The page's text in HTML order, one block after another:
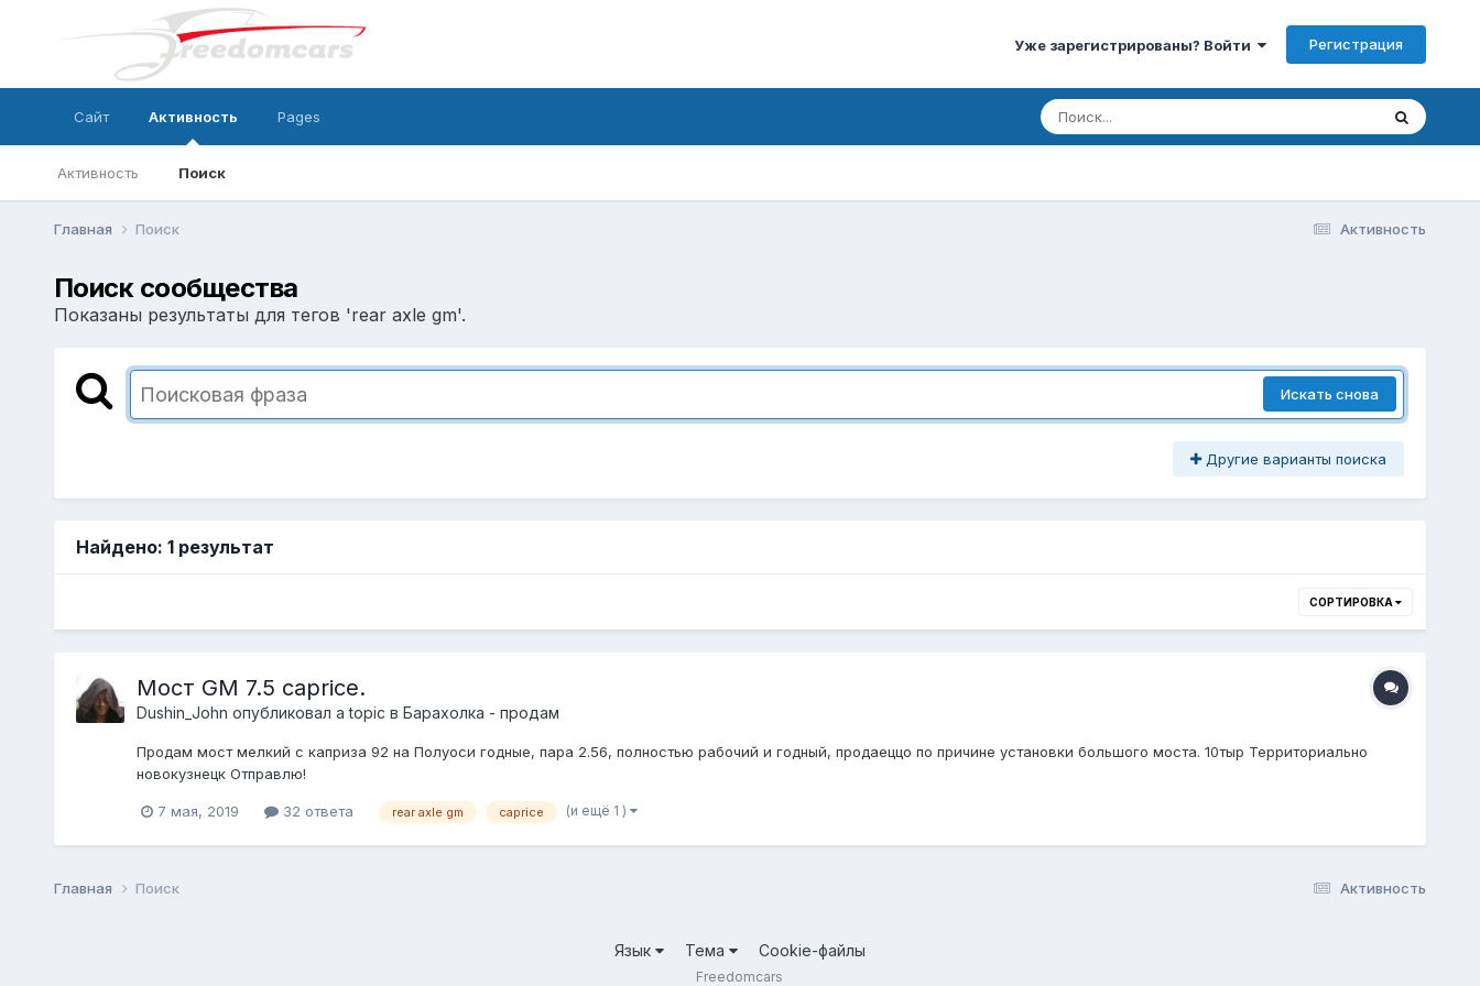
Уже зарегистрированы? Войти Регистрация
Сайт Активность
Активность Поиск
Pages
Активность
Главная Поиск
Поиск сообщества
Показаны результаты для тегов 'rear axle gm'.
Искать снова
Другие варианты поиска
Найдено: 1 результат
СОРТИРОВКА
Мост GM 7.5 caprice.
Dushin_John опубликовал a topic в Барахолка - продам
Продам мост мелкий с каприза 92 на Полуоси годные, пара 2.56, полностью рабочий и годный, продаеццо по причине установки большого моста. 10тыр Территориально
новокузнецк Отправлю!
7 мая, 2019 32 ответа rear axle gm caprice (и ещё 1 )
Активность
Главная Поиск
Язык Тема Cookie-файлы
Freedomcars